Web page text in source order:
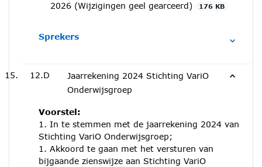
2026 (Wijzigingen geel gearceerd)
176 KB
Sprekers
12.D
Jaarrekening 2024 Stichting VariO
Onderwijsgroep
Voorstel:
1. In te stemmen met de jaarrekening 2024 van
Stichting VariO Onderwijsgroep;
1. Akkoord te gaan met het versturen van
bijgaande zienswijze aan Stichting VariO